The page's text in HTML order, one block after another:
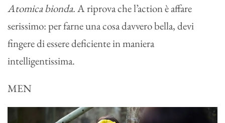
Atomica bionda.A riprova che l’action è affare
serissimo: per farne una cosa davvero bella, devi
fingere di essere deficiente in maniera
intelligentissima.
MEN